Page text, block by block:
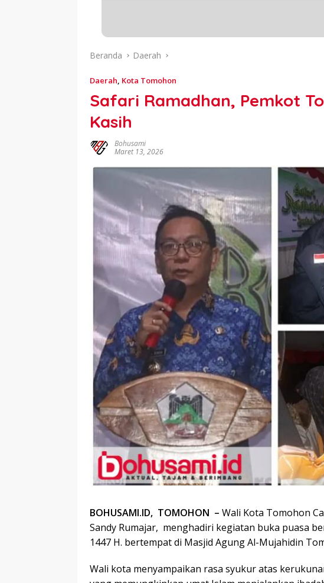
Beranda Daerah
Daerah, Kota Tomohon
Safari Ramadhan, Pemkot
Kasih
Bohusami
Maret 13, 2026
BOHUSAMI.ID, TOMOHON – Wali Kota Tomohon
Sandy Rumajar, menghadiri kegiatan buka puasa
1447 H. bertempat di Masjid Agung Al-Mujahidin
Wali kota menyampaikan rasa syukur atas